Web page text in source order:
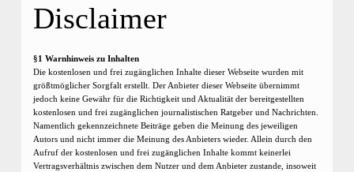
Disclaimer
§1 Warnhinweis zu Inhalten
Die kostenlosen und frei zugänglichen Inhalte dieser Webseite wurden mit
größtmöglicher Sorgfalt erstellt. Der Anbieter dieser Webseite übernimmt
jedoch keine Gewähr für die Richtigkeit und Aktualität der bereitgestellten
kostenlosen und frei zugänglichen journalistischen Ratgeber und Nachrichten.
Namentlich gekennzeichnete Beiträge geben die Meinung des jeweiligen
Autors und nicht immer die Meinung des Anbieters wieder. Allein durch den
Aufruf der kostenlosen und frei zugänglichen Inhalte kommt keinerlei
Vertragsverhältnis zwischen dem Nutzer und dem Anbieter zustande, insoweit